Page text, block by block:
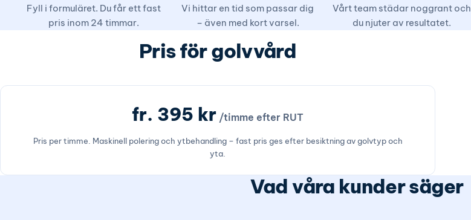
Fyll i formuläret. Du får ett fast
pris inom 24 timmar.
Vi hittar en tid som passar dig
– även med kort varsel.
Vårt team städar noggrant och
du njuter av resultatet.
Pris för golvvård
fr. 395 kr /timme efter RUT
Pris per timme. Maskinell polering och ytbehandling – fast pris ges efter besiktning av golvtyp och
yta.
Vad våra kunder säger